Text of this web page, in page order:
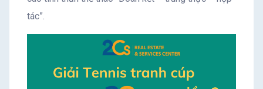
tác”.